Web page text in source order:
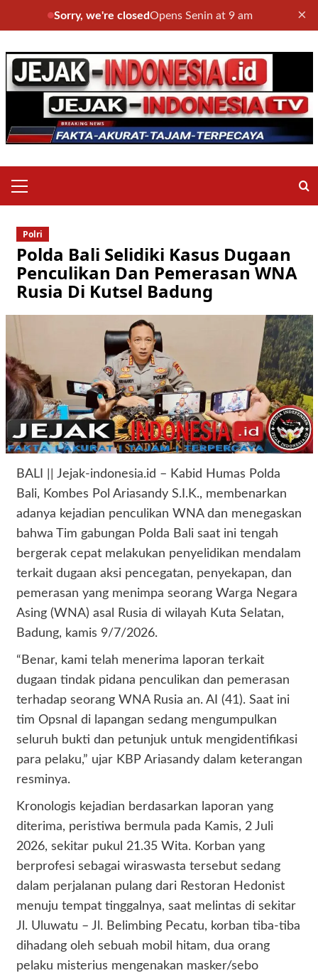
Sorry, we're closedOpens Senin at 9 am ×
to
content
Menu
Polri
Polda Bali Selidiki Kasus Dugaan
Penculikan Dan Pemerasan WNA
Rusia Di Kutsel Badung
BALI || Jejak-indonesia.id – Kabid Humas Polda
Bali, Kombes Pol Ariasandy S.I.K., membenarkan
adanya kejadian penculikan WNA dan menegaskan
bahwa Tim gabungan Polda Bali saat ini tengah
bergerak cepat melakukan penyelidikan mendalam
terkait dugaan aksi pencegatan, penyekapan, dan
pemerasan yang menimpa seorang Warga Negara
Asing (WNA) asal Rusia di wilayah Kuta Selatan,
Badung, kamis 9/7/2026.
“Benar, kami telah menerima laporan terkait
dugaan tindak pidana penculikan dan pemerasan
terhadap seorang WNA Rusia an. AI (41). Saat ini
tim Opsnal di lapangan sedang mengumpulkan
seluruh bukti dan petunjuk untuk mengidentifikasi
para pelaku,” ujar KBP Ariasandy dalam keterangan
resminya.
Kronologis kejadian berdasarkan laporan yang
diterima, peristiwa bermula pada Kamis, 2 Juli
2026, sekitar pukul 21.35 Wita. Korban yang
berprofesi sebagai wiraswasta tersebut sedang
dalam perjalanan pulang dari Restoran Hedonist
menuju tempat tinggalnya, saat melintas di sekitar
Jl. Uluwatu – Jl. Belimbing Pecatu, korban tiba-tiba
dihadang oleh sebuah mobil hitam, dua orang
pelaku misterius mengenakan masker/sebo